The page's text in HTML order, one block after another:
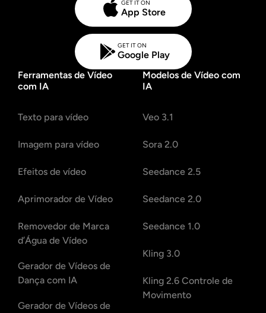
GET IT ON
App Store
GET IT ON
Google Play
Ferramentas de Vídeo
com IA
Texto para vídeo
Imagem para vídeo
Efeitos de vídeo
Aprimorador de Vídeo
Removedor de Marca
d’Água de Vídeo
Gerador de Vídeos de
Dança com IA
Gerador de Vídeos de
Modelos de Vídeo com
IA
Veo 3.1
Sora 2.0
Seedance 2.5
Seedance 2.0
Seedance 1.0
Kling 3.0
Kling 2.6 Controle de
Movimento